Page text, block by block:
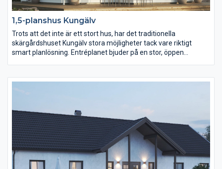
1,5-planshus Kungälv
Trots att det inte är ett stort hus, har det traditionella
skärgårdshuset Kungälv stora möjligheter tack vare riktigt
smart planlösning. Entréplanet bjuder på en stor, öppen
huset. Vidare en välplanerad tvättstuga med bra arbetsyta. På